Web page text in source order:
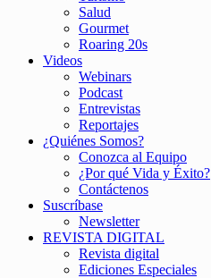
Salud
Gourmet
Roaring 20s
Videos
Webinars
Podcast
Entrevistas
Reportajes
¿Quiénes Somos?
Conozca al Equipo
¿Por qué Vida y Éxito?
Contáctenos
Suscríbase
Newsletter
REVISTA DIGITAL
Revista digital
Ediciones Especiales